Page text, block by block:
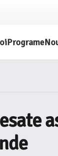
Programe